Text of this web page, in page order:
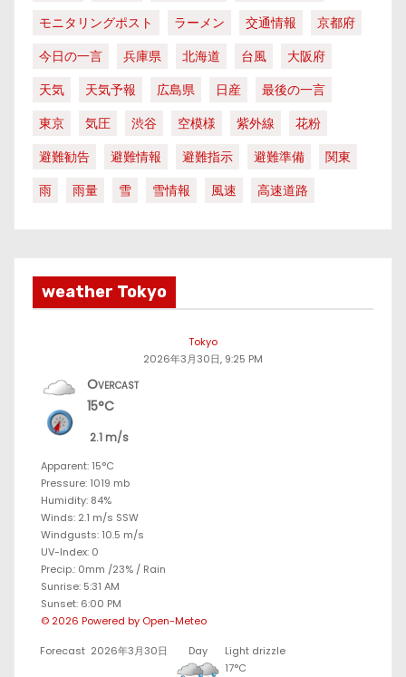
モニタリングポスト
ラーメン 交通情報
京都府
今日の一言
兵庫県 北海道 台風
大阪府
天気
天気予報 広島県 日産
最後の一言
東京
気圧 渋谷 空模様 紫外線
花粉
避難勧告
避難情報 避難指示 避難準備
関東
雨
雨量 雪 雪情報 風速 高速道路
weather Tokyo
Tokyo
2026年3月30日, 9:25 PM
Overcast
15°C
2.1 m/s
Apparent: 15°C
Pressure: 1019 mb
Humidity: 84%
Winds: 2.1 m/s SSW
Windgusts: 10.5 m/s
UV-Index: 0
Precip.: 0mm /23% / Rain
Sunrise: 5:31 AM
Sunset: 6:00 PM
© 2026 Powered by Open-Meteo
Forecast 2026年3月30日 Day
Light drizzle
17°C